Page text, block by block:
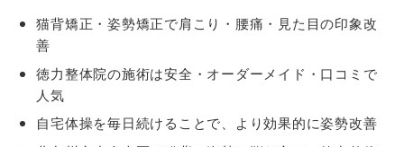
猫背矯正・姿勢矯正で肩こり・腰痛・見た目の印象改
善
徳力整体院の施術は安全・オーダーメイド・口コミで
人気
自宅体操を毎日続けることで、より効果的に姿勢改善